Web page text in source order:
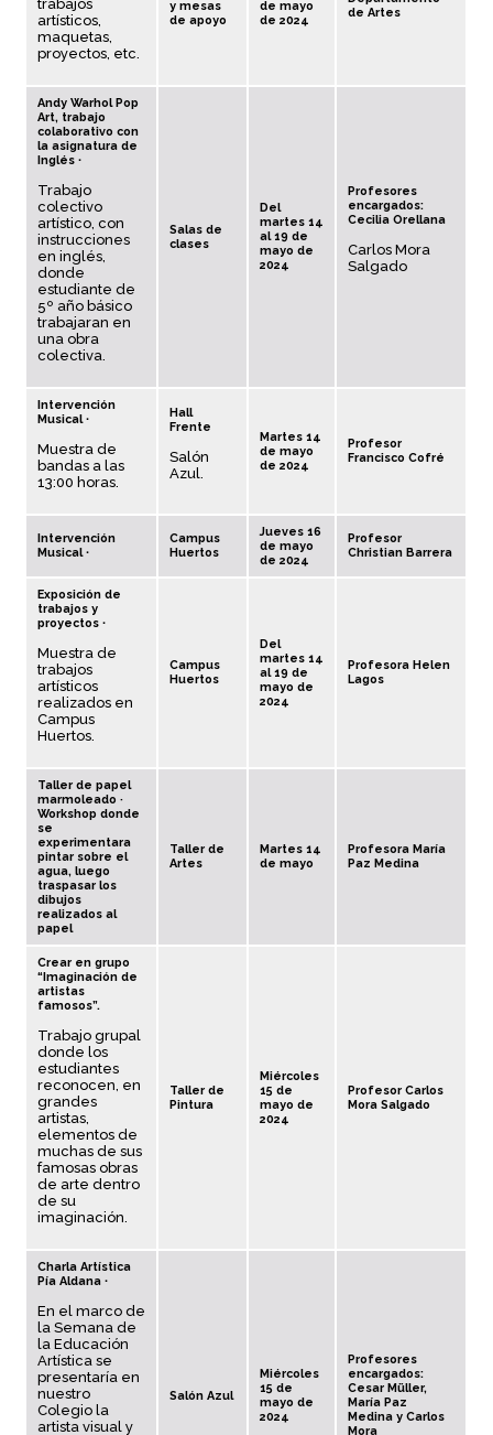
trabajos
artísticos,
maquetas,
proyectos, etc.
y mesas
de apoyo
de mayo
de 2024
de Artes
Andy Warhol Pop
Art, trabajo
colaborativo con
la asignatura de
Inglés ∙
Trabajo
colectivo
artístico, con
instrucciones
en inglés,
donde
estudiante de
5º año básico
trabajaran en
una obra
colectiva.
Salas de
clases
Del
martes 14
al 19 de
mayo de
2024
Profesores
encargados:
Cecilia Orellana
Carlos Mora
Salgado
Intervención
Musical ∙
Muestra de
bandas a las
13:00 horas.
Hall
Frente
Salón
Azul.
Martes 14
de mayo
de 2024
Profesor
Francisco Cofré
Intervención
Musical ∙
Campus
Huertos
Jueves 16
de mayo
de 2024
Profesor
Christian Barrera
Exposición de
trabajos y
proyectos ∙
Muestra de
trabajos
artísticos
realizados en
Campus
Huertos.
Campus
Huertos
Del
martes 14
al 19 de
mayo de
2024
Profesora Helen
Lagos
Taller de papel
marmoleado ·
Workshop donde
se
experimentara
pintar sobre el
agua, luego
traspasar los
dibujos
realizados al
papel
Taller de
Artes
Martes 14
de mayo
Profesora María
Paz Medina
Crear en grupo
“Imaginación de
artistas
famosos”.
Trabajo grupal
donde los
estudiantes
reconocen, en
grandes
artistas,
elementos de
muchas de sus
famosas obras
de arte dentro
de su
imaginación.
Taller de
Pintura
Miércoles
15 de
mayo de
2024
Profesor Carlos
Mora Salgado
Charla Artística
Pía Aldana ∙
En el marco de
la Semana de
la Educación
Artística se
presentaría en
nuestro
Colegio la
artista visual y
Salón Azul
Miércoles
15 de
mayo de
2024
Profesores
encargados:
Cesar Müller,
María Paz
Medina y Carlos
Mora